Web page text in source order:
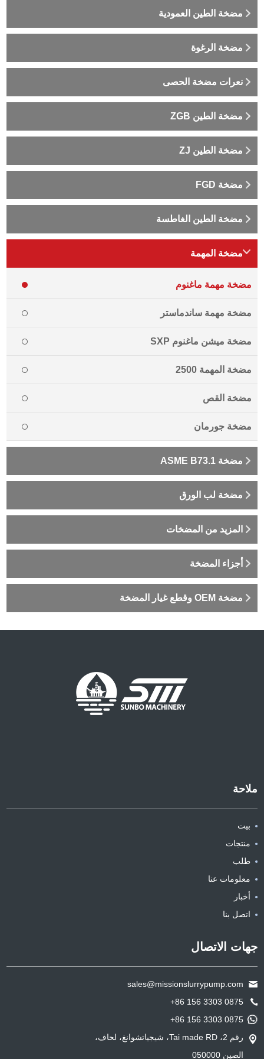
مضخة الطين العمودية
مضخة الرغوة
نعرات مضخة الحصى
مضخة الطين ZGB
مضخة الطين ZJ
مضخة FGD
مضخة الطين الغاطسة
مضخة المهمة
مضخة مهمة ماغنوم
مضخة مهمة ساندماستر
مضخة ميشن ماغنوم SXP
مضخة المهمة 2500
مضخة القص
مضخة جورمان
مضخة ASME B73.1
مضخة لب الورق
المزيد من المضخات
أجزاء المضخة
مضخة OEM وقطع غيار المضخة
ملاحة
بيت
منتجات
طلب
معلومات عنا
أخبار
اتصل بنا
جهات الاتصال
sales@missionslurrypump.com
+86 156 3303 0875
+86 156 3303 0875
رقم 2، Tai made RD، شيجياتشوانغ، لحاف،
الصين 050000